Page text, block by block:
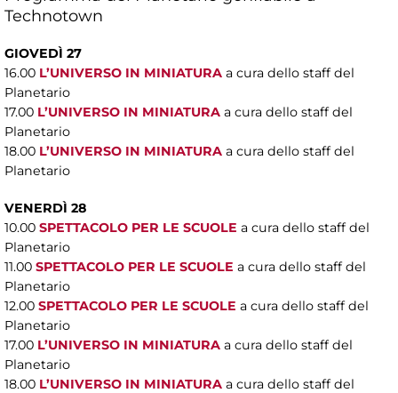
Technotown
GIOVEDÌ 27
16.00 L’UNIVERSO IN MINIATURA a cura dello staff del
Planetario
17.00 L’UNIVERSO IN MINIATURA a cura dello staff del
Planetario
18.00 L’UNIVERSO IN MINIATURA a cura dello staff del
Planetario
VENERDÌ 28
10.00 SPETTACOLO PER LE SCUOLE a cura dello staff del
Planetario
11.00 SPETTACOLO PER LE SCUOLE a cura dello staff del
Planetario
12.00 SPETTACOLO PER LE SCUOLE a cura dello staff del
Planetario
17.00 L’UNIVERSO IN MINIATURA a cura dello staff del
Planetario
18.00 L’UNIVERSO IN MINIATURA a cura dello staff del